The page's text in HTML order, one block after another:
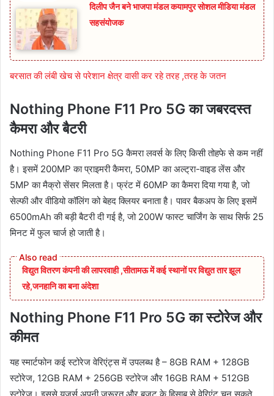
दिलीप जैन बने भाजपा मंडल कयामपुर सोशल मीडिया मंडल
सहसंयोजक
बरसात की लंबी खेच से परेशान क्षेत्र वासी कर रहे तरह ,तरह के जतन
Nothing Phone F11 Pro 5G का जबरदस्त
कैमरा और बैटरी
Nothing Phone F11 Pro 5G कैमरा लवर्स के लिए किसी तोहफे से कम नहीं
है। इसमें 200MP का प्राइमरी कैमरा, 50MP का अल्ट्रा-वाइड लेंस और
5MP का मैक्रो सेंसर मिलता है। फ्रंट में 60MP का कैमरा दिया गया है, जो
सेल्फी और वीडियो कॉलिंग को बेहद क्लियर बनाता है। पावर बैकअप के लिए इसमें
6500mAh की बड़ी बैटरी दी गई है, जो 200W फास्ट चार्जिंग के साथ सिर्फ 25
मिनट में फुल चार्ज हो जाती है।
विद्युत वितरण कंपनी की लापरवाही ,सीतामऊ में कई स्थानों पर विद्युत तार झूल
रहे,जनहानि का बना अंदेशा
Nothing Phone F11 Pro 5G का स्टोरेज और
कीमत
यह स्मार्टफोन कई स्टोरेज वेरिएंट्स में उपलब्ध है – 8GB RAM + 128GB
स्टोरेज, 12GB RAM + 256GB स्टोरेज और 16GB RAM + 512GB
स्टोरेज। इससे यूज़र्स अपनी जरूरत और बजट के हिसाब से वेरिएंट चुन सकते